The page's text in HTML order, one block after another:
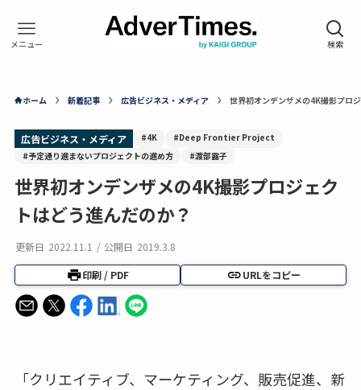
ホーム 新着記事 広告ビジネス・メディア 世界初オンデンザメの4K撮影プロ
広告ビジネス・メディア #4K
#Deep Frontier Project
#予定通り進まないプロジェクトの進め方
#渡部露子
世界初オンデンザメの4K撮影プロジェク
トはどう進んだのか？
更新日 2022.11.1 / 公開日 2019.3.8
印刷 / PDF URLをコピー
「クリエイティブ、マーケティング、販売促進、新